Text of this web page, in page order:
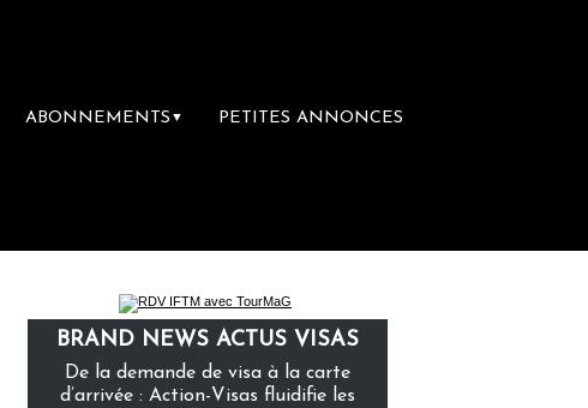
ABONNEMENTS ▼ PETITES ANNONCES
BRAND NEWS ACTUS VISAS
De la demande de visa à la carte
d’arrivée : Action-Visas fluidifie les